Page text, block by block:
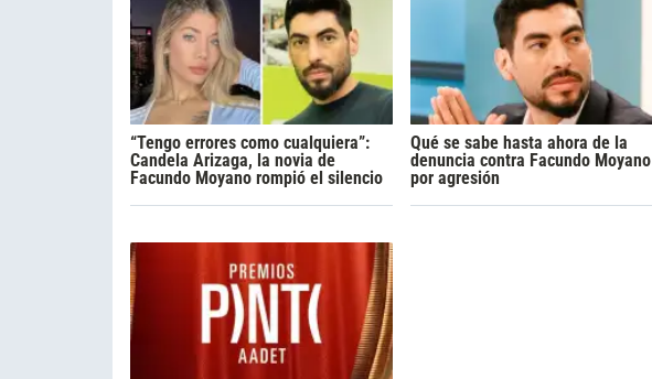
“Tengo errores como cualquiera”:
Candela Arizaga, la novia de
Facundo Moyano rompió el silencio
Qué se sabe hasta ahora de la
denuncia contra Facundo Moyano
por agresión